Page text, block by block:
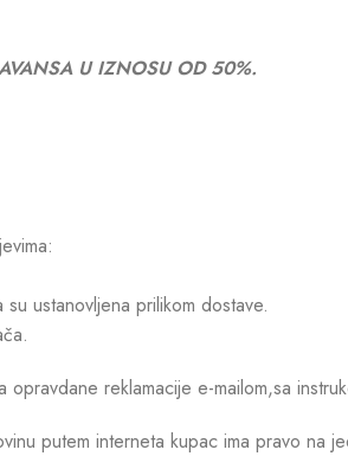
U IZNOSU OD 50%.
ustanovljena prilikom dostave.
reklamacije e-mailom,sa
putem interneta kupac ima pravo na